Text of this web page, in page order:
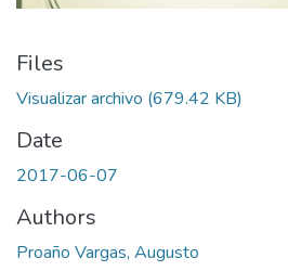
Files
Visualizar archivo (679.42 KB)
Date
2017-06-07
Authors
Proaño Vargas, Augusto